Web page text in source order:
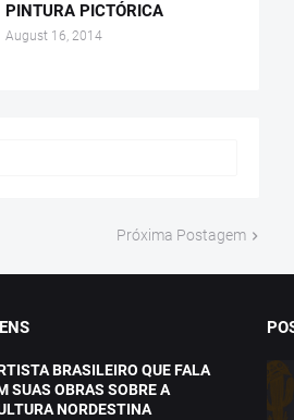
PINTURA PICTÓRICA
August 16, 2014
Próxima Postagem
BRASILEIRO QUE FALA
SUAS OBRAS SOBRE A
NORDESTINA